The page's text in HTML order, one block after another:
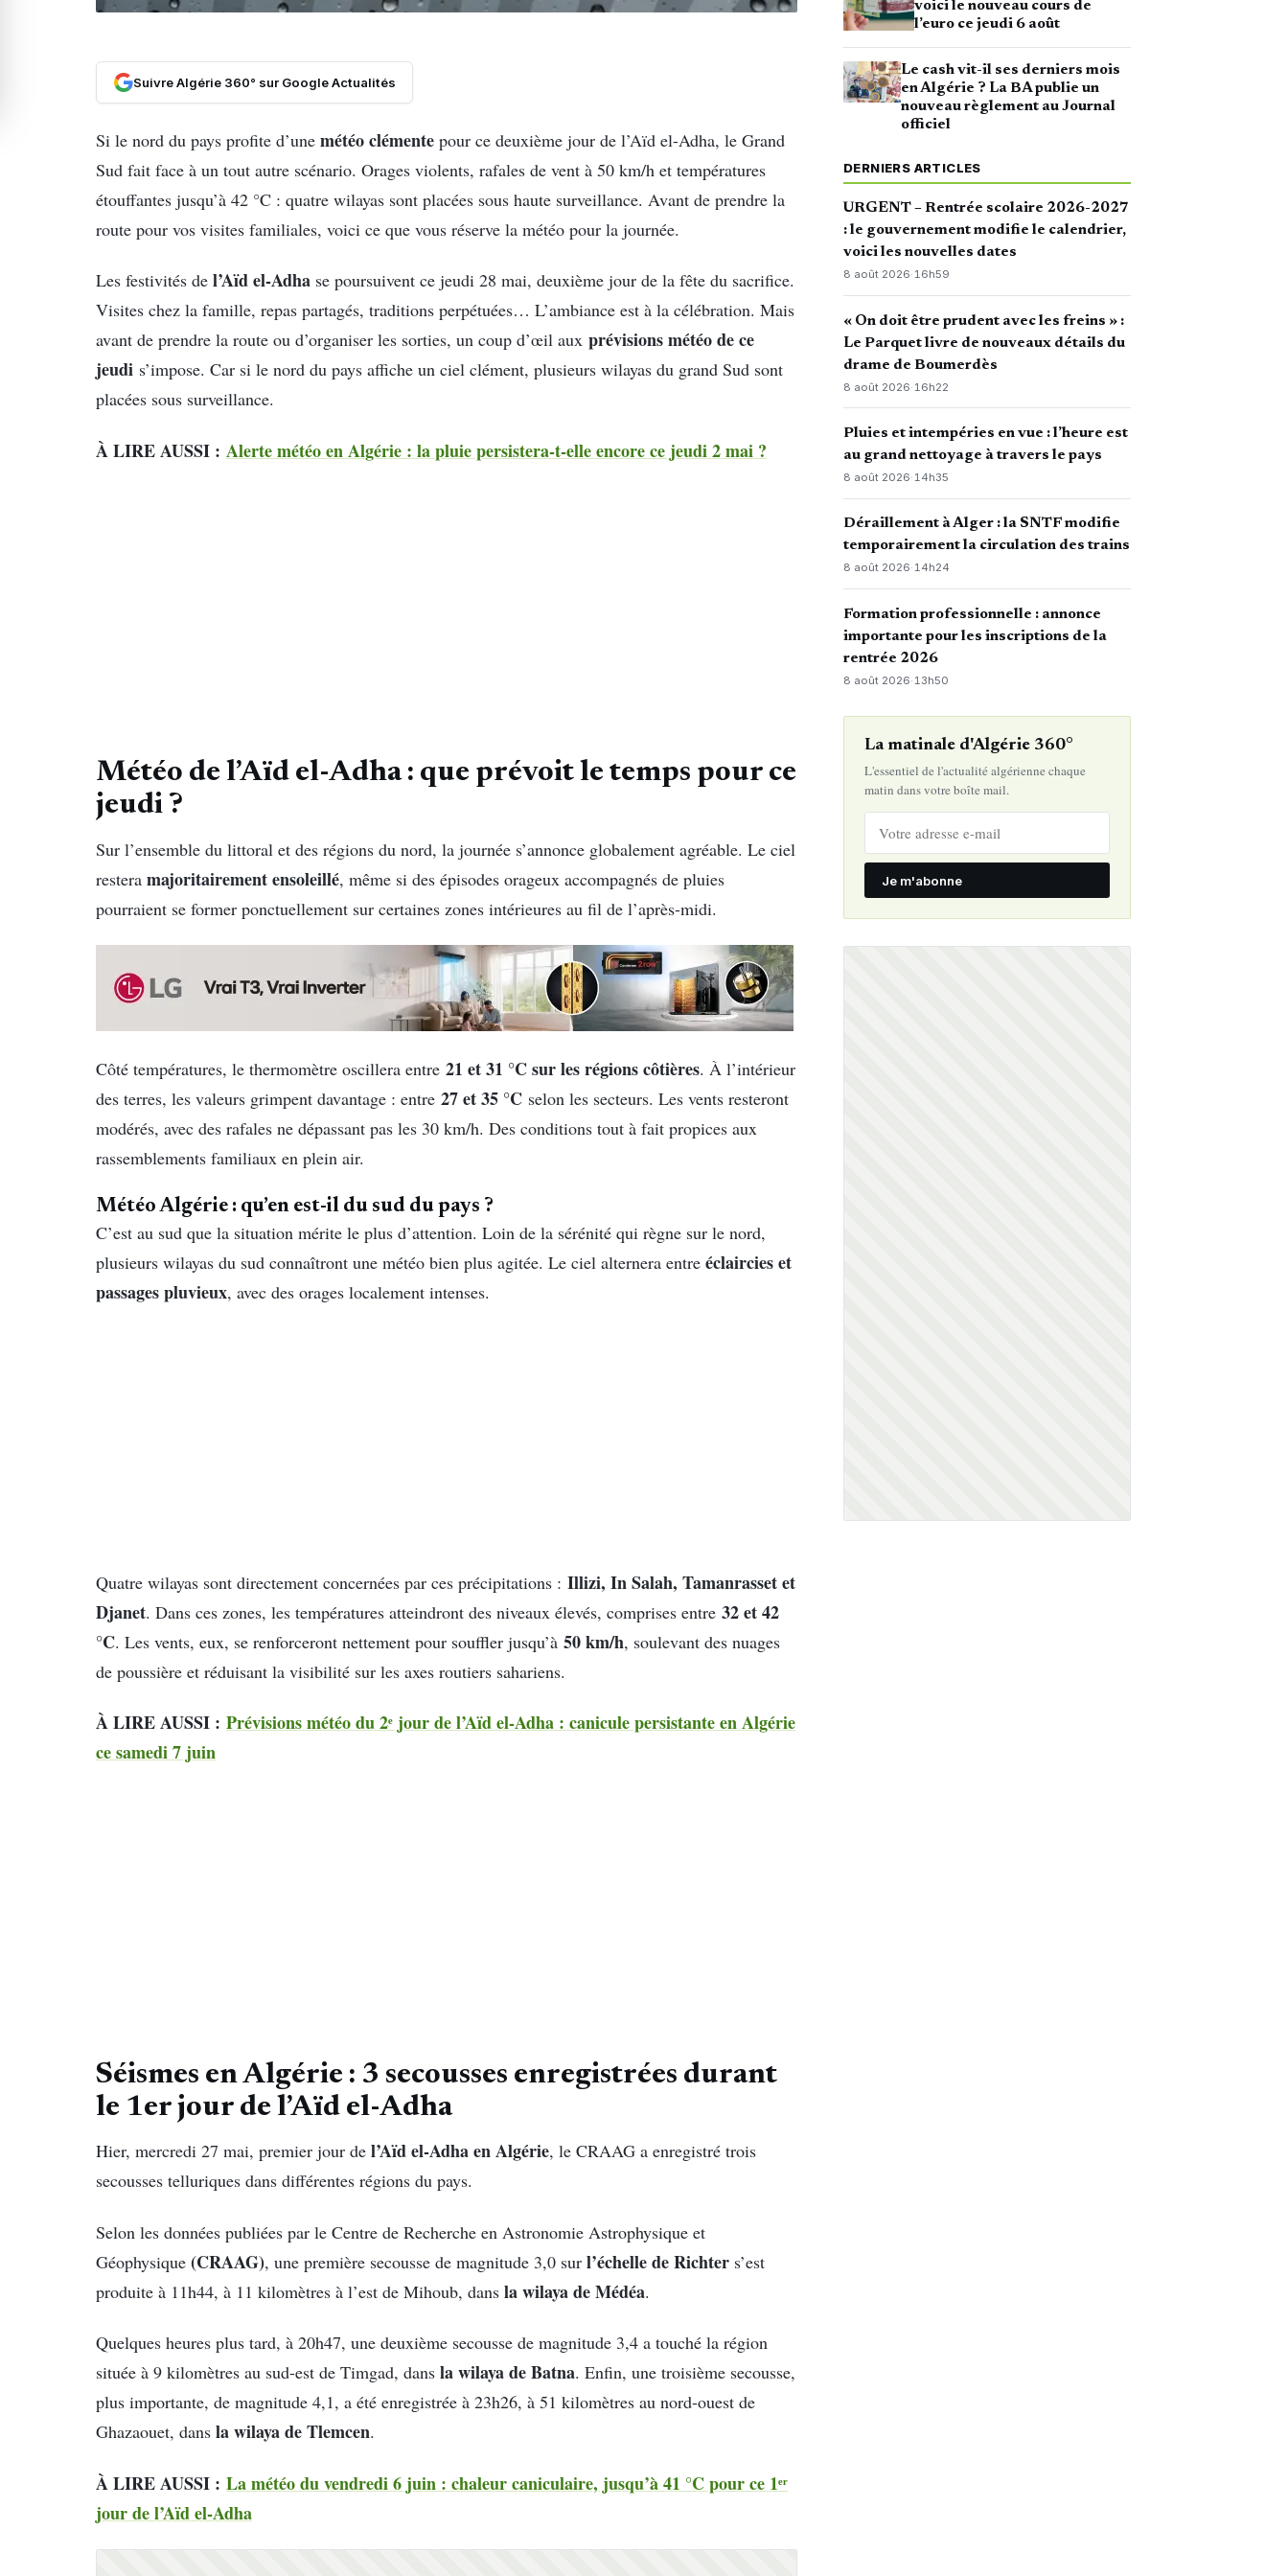
Suivre Algérie 360° sur Google Actualités
Si le nord du pays profite d’une météo clémente pour ce deuxième jour de l’Aïd el-Adha, le Grand
Sud fait face à un tout autre scénario. Orages violents, rafales de vent à 50 km/h et températures
étouffantes jusqu’à 42 °C : quatre wilayas sont placées sous haute surveillance. Avant de prendre la
route pour vos visites familiales, voici ce que vous réserve la météo pour la journée.
Les festivités de l’Aïd el-Adha se poursuivent ce jeudi 28 mai, deuxième jour de la fête du sacrifice.
Visites chez la famille, repas partagés, traditions perpétuées… L’ambiance est à la célébration. Mais
avant de prendre la route ou d’organiser les sorties, un coup d’œil aux prévisions météo de ce
jeudi s’impose. Car si le nord du pays affiche un ciel clément, plusieurs wilayas du grand Sud sont
placées sous surveillance.
À LIRE AUSSI : Alerte météo en Algérie : la pluie persistera-t-elle encore ce jeudi 2 mai ?
Météo de l’Aïd el-Adha: que prévoit le temps pour ce
jeudi ?
Sur l’ensemble du littoral et des régions du nord, la journée s’annonce globalement agréable. Le ciel
restera majoritairement ensoleillé, même si des épisodes orageux accompagnés de pluies
pourraient se former ponctuellement sur certaines zones intérieures au fil de l’après-midi.
Côté températures, le thermomètre oscillera entre 21 et 31 °C sur les régions côtières. À l’intérieur
des terres, les valeurs grimpent davantage : entre 27 et 35 °C selon les secteurs. Les vents resteront
modérés, avec des rafales ne dépassant pas les 30 km/h. Des conditions tout à fait propices aux
rassemblements familiaux en plein air.
Météo Algérie : qu’en est-il du sud du pays ?
C’est au sud que la situation mérite le plus d’attention. Loin de la sérénité qui règne sur le nord,
plusieurs wilayas du sud connaîtront une météo bien plus agitée. Le ciel alternera entre éclaircies et
passages pluvieux, avec des orages localement intenses.
Quatre wilayas sont directement concernées par ces précipitations : Illizi, In Salah, Tamanrasset et
Djanet. Dans ces zones, les températures atteindront des niveaux élevés, comprises entre 32 et 42
°C. Les vents, eux, se renforceront nettement pour souffler jusqu’à 50 km/h, soulevant des nuages
de poussière et réduisant la visibilité sur les axes routiers sahariens.
À LIRE AUSSI : Prévisions météo du 2ᵉ jour de l’Aïd el-Adha : canicule persistante en Algérie
ce samedi 7 juin
Séismes en Algérie : 3 secousses enregistrées durant
le 1er jour de l’Aïd el-Adha
Hier, mercredi 27 mai, premier jour de l’Aïd el-Adha en Algérie, le CRAAG a enregistré trois
secousses telluriques dans différentes régions du pays.
Selon les données publiées par le Centre de Recherche en Astronomie Astrophysique et
Géophysique (CRAAG), une première secousse de magnitude 3,0 sur l’échelle de Richter s’est
produite à 11h44, à 11 kilomètres à l’est de Mihoub, dans la wilaya de Médéa.
Quelques heures plus tard, à 20h47, une deuxième secousse de magnitude 3,4 a touché la région
située à 9 kilomètres au sud-est de Timgad, dans la wilaya de Batna. Enfin, une troisième secousse,
plus importante, de magnitude 4,1, a été enregistrée à 23h26, à 51 kilomètres au nord-ouest de
Ghazaouet, dans la wilaya de Tlemcen.
À LIRE AUSSI : La météo du vendredi 6 juin : chaleur caniculaire, jusqu’à 41 °C pour ce 1ᵉʳ
jour de l’Aïd el-Adha
voici le nouveau cours de
l’euro ce jeudi 6 août
Le cash vit-il ses derniers mois
en Algérie ? La BA publie un
nouveau règlement au Journal
officiel
DERNIERS ARTICLES
URGENT – Rentrée scolaire 2026-2027
: le gouvernement modifie le calendrier,
voici les nouvelles dates
8 août 2026·16h59
« On doit être prudent avec les freins » :
Le Parquet livre de nouveaux détails du
drame de Boumerdès
8 août 2026· 16h22
Pluies et intempéries en vue : l’heure est
au grand nettoyage à travers le pays
8 août 2026·14h35
Déraillement à Alger : la SNTF modifie
temporairement la circulation des trains
8 août 2026·14h24
Formation professionnelle : annonce
importante pour les inscriptions de la
rentrée 2026
8 août 2026· 13h50
La matinale d'Algérie 360°
L'essentiel de l'actualité algérienne chaque
matin dans votre boîte mail.
Je m'abonne